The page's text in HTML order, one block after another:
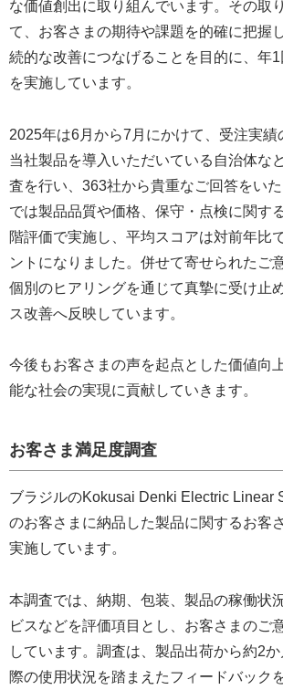
な価値創出に取り組んでいます。その取
て、お客さまの期待や課題を的確に把握
続的な改善につなげることを目的に、年
を実施しています。
2025年は6月から7月にかけて、受注実績
当社製品を導入いただいている自治体な
査を行い、363社から貴重なご回答をい
では製品品質や価格、保守・点検に関す
階評価で実施し、平均スコアは対前年比
ントになりました。併せて寄せられたご
個別のヒアリングを通じて真摯に受け止
ス改善へ反映しています。
今後もお客さまの声を起点とした価値向
能な社会の実現に貢献していきます。
お客さま満足度調査
ブラジルのKokusai Denki Electric Linear
のお客さまに納品した製品に関するお客
実施しています。
本調査では、納期、包装、製品の稼働状
ビスなどを評価項目とし、お客さまのご
しています。調査は、製品出荷から約2
際の使用状況を踏まえたフィードバック